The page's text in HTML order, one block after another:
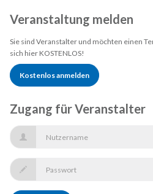
Veranstaltung melden
Sie sind Veranstalter und möchten einen
sich hier KOSTENLOS!
Kostenlos anmelden
Zugang für Veranstalter